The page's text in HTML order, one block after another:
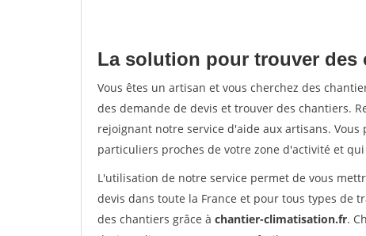
La solution pour trouver des
Vous êtes un artisan et vous cherchez des
des demande de devis et trouver des chantiers.
rejoignant notre service d'aide aux artisans.
particuliers proches de votre zone d'activité et
L'utilisation de notre service permet de vous
devis dans toute la France et pour tous types de
des chantiers grâce à chantier-climatisation.fr.